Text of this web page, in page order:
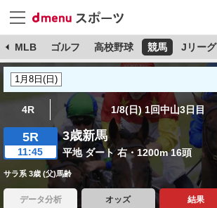
MLB ゴルフ 高校野球 競馬 Jリーグ
4R 1/8(日) 1回中山3日目
5R
11:45
3歳新馬
平地 ダート 右・1200m 16頭
サラ系 3歳 (父)馬齢
データ分析 オッズ 結果